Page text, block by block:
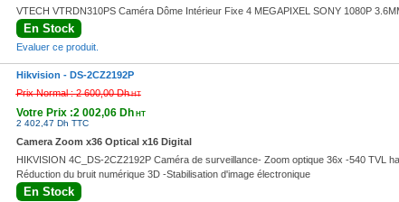
VTECH VTRDN310PS Caméra Dôme Intérieur Fixe 4 MEGAPIXEL SONY 1080P
En Stock
Evaluer ce produit.
Hikvision - DS-2CZ2192P
Prix Normal :2 600,00 DhHT
Votre Prix :2 002,06 DhHT
2 402,47 Dh TTC
Camera Zoom x36 Optical x16 Digital
HIKVISION 4C_DS-2CZ2192P Caméra de surveillance- Zoom optique 36x -540 TVL
Réduction du bruit numérique 3D -Stabilisation d'image électronique
En Stock